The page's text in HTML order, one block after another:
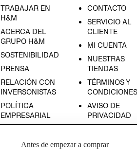
TRABAJAR EN
H&M
ACERCA DEL
GRUPO H&M
SOSTENIBILIDAD
PRENSA
RELACIÓN CON
INVERSONISTAS
POLÍTICA
EMPRESARIAL
CONTACTO
SERVICIO AL
CLIENTE
MI CUENTA
NUESTRAS
TIENDAS
TÉRMINOS Y
CONDICIONES
AVISO DE
PRIVACIDAD
AVISO DE
Antes de empezar a comprar